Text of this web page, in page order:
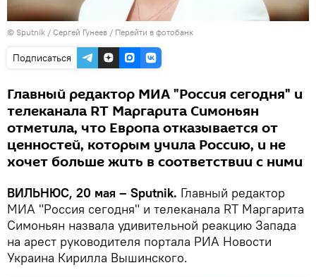
© Sputnik / Сергей Гунеев / Перейти в фотобанк
Подписаться
Главный редактор МИА "Россия сегодня" и
телеканала RT Маргарита Симоньян
отметила, что Европа отказывается от
ценностей, которым учила Россию, и не
хочет больше жить в соответствии с ними
ВИЛЬНЮС, 20 мая – Sputnik. Главный редактор
МИА "Россия сегодня" и телеканала RT Маргарита
Симоньян назвала удивительной реакцию Запада
на арест руководителя портала РИА Новости
Украина Кирилла Вышинского.